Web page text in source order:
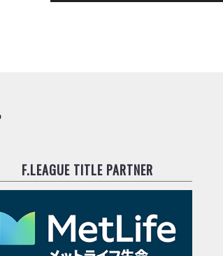
F.LEAGUE TITLE PARTNER